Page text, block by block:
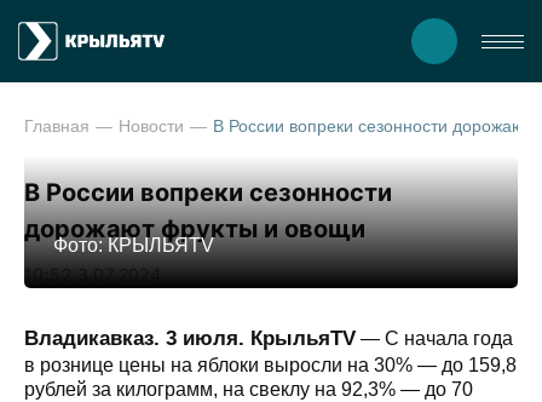
Главная Новости
В России вопреки сезонности
дорожают фрукты и овощи
10:52 3.07.2024
Фото: КРЫЛЬЯTV
Владикавказ. 3 июля. КрыльяTV — С начала года
в рознице цены на яблоки выросли на 30% — до 159,8
рублей за килограмм, на свеклу на 92,3% — до 70